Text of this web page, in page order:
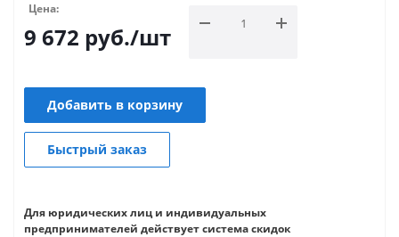
Цена:
9 672 руб./шт
Добавить в корзину
Быстрый заказ
Для юридических лиц и индивидуальных
предпринимателей действует система скидок